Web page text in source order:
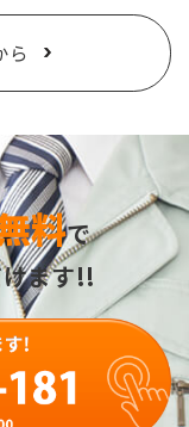
ら
料で
ます!!